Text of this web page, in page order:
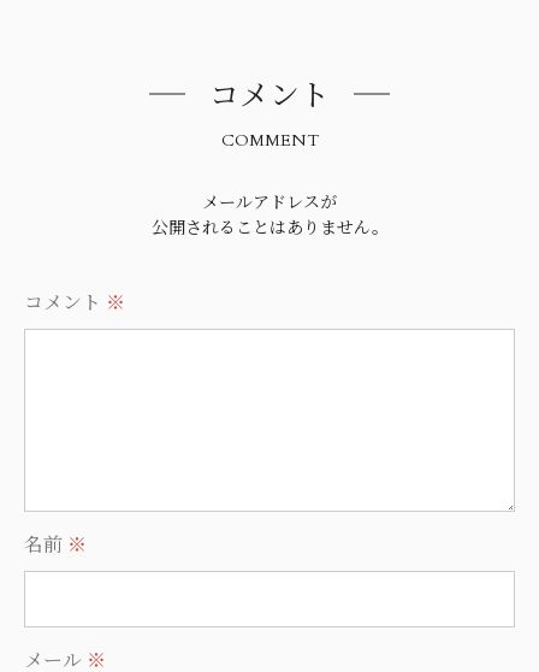
コメント
COMMENT
メールアドレスが
公開されることはありません。
コメント ※
名前 ※
メール ※